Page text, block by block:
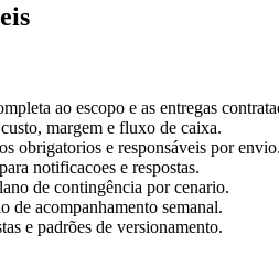
ao escopo e as entregas
margem e fluxo de caixa.
obrigatorios e responsáveis por envio.
notificacoes e respostas.
de contingência por cenario.
de acompanhamento semanal.
e padrões de versionamento.